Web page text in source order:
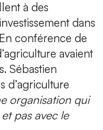
à des
dans
conférence de
avaient
Sébastien
d’agriculture
organisation qui
pas avec le